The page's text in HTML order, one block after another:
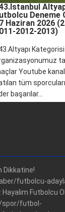
Deneme
Haziran 2026
2012-2013)
Youtube
tüm
başarılar...
Dikkatine!
futbolcu-
Hayalim Futbolcu
spor/futbol-